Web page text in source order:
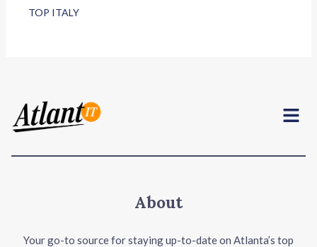
TOP ITALY
Menu
About
Your go-to source for staying up-to-date on Atlanta’s top